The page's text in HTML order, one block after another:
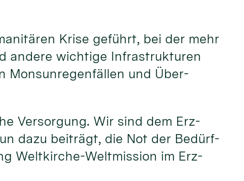
Krise ge­führt, bei der mehr
andere wich­tige Infra­struk­turen
Mon­sun­regen­fällen und Über­
Ver­sor­gung. Wir sind dem Erz­
dazu bei­trägt, die Not der Bedürf­
Welt­kirche-Welt­mission im Erz­